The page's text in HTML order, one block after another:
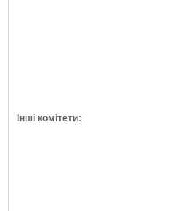
Інші комітети: